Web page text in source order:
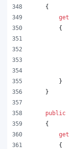
{
get
{
}
}
public
{
get
{